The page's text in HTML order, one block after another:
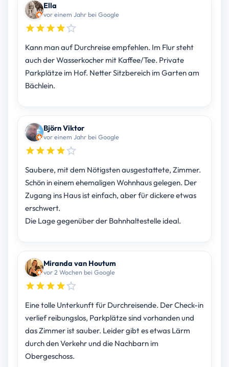
Ella
vor einem Jahr bei Google
Kann man auf Durchreise empfehlen. Im Flur steht
auch der Wasserkocher mit Kaffee/Tee. Private
Parkplätze im Hof. Netter Sitzbereich im Garten am
Bächlein.
Björn Viktor
vor einem Jahr bei Google
Saubere, mit dem Nötigsten ausgestattete, Zimmer.
Schön in einem ehemaligen Wohnhaus gelegen. Der
Zugang ins Haus ist einfach, aber für dickere etwas
erschwert.
Die Lage gegenüber der Bahnhaltestelle ideal.
Miranda van Houtum
vor 2 Wochen bei Google
Eine tolle Unterkunft für Durchreisende. Der Check-in
verlief reibungslos, Parkplätze sind vorhanden und
das Zimmer ist sauber. Leider gibt es etwas Lärm
durch den Verkehr und die Nachbarn im
Obergeschoss.